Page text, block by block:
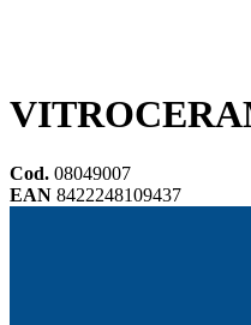
Cod. 08049007
EAN 8422248109437